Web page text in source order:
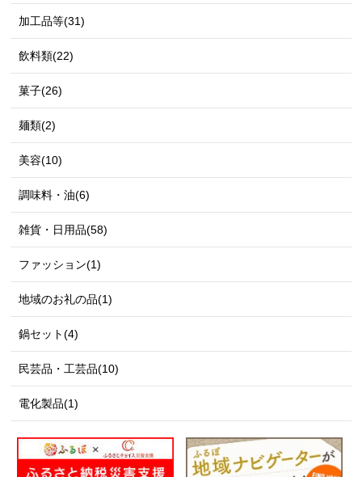
加工品等(31)
飲料類(22)
菓子(26)
麺類(2)
美容(10)
調味料・油(6)
雑貨・日用品(58)
ファッション(1)
地域のお礼の品(1)
鍋セット(4)
民芸品・工芸品(10)
電化製品(1)